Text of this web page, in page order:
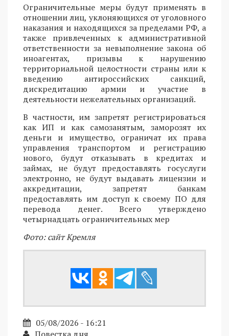
Ограничительные меры будут применять в
отношении лиц, уклоняющихся от уголовного
наказания и находящихся за пределами РФ, а
также привлеченных к административной
ответственности за невыполнение закона об
иноагентах, призывы к нарушению
территориальной целостности страны или к
введению антироссийских санкций,
дискредитацию армии и участие в
деятельности нежелательных организаций.
В частности, им запретят регистрироваться
как ИП и как самозанятым, заморозят их
деньги и имущество, ограничат их права
управления транспортом и регистрацию
нового, будут отказывать в кредитах и
займах, не будут предоставлять госуслуги
электронно, не будут выдавать лицензии и
аккредитации, запретят банкам
предоставлять им доступ к своему ПО для
перевода денег. Всего утверждено
четырнадцать ограничительных мер
Фото: сайт Кремля
05/08/2026 - 16:21